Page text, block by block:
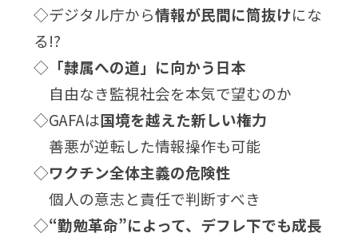
◇デジタル庁から情報が民間に筒抜けにな
る!?
◇ 「隷属への道」に向かう日本
自由なき監視社会を本気で望むのか
◇GAFAは国境を越えた新しい権力
善悪が逆転した情報操作も可能
◇ワクチン全体主義の危険性
個人の意志と責任で判断すべき
◇“勤勉革命”によって、デフレ下でも成長